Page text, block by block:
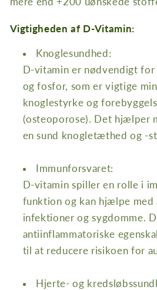
Vigtigheden af D-Vitamin:
Knoglesundhed:
D-vitamin er nødvendigt for
og fosfor, som er vigtige
knoglestyrke og
(osteoporose). Det hjælper
en sund knogletæthed og -
Immunforsvaret:
D-vitamin spiller en rolle i
funktion og kan hjælpe
infektioner og sygdomme.
antiinflammatoriske
til at reducere risikoen for
Hjerte- og